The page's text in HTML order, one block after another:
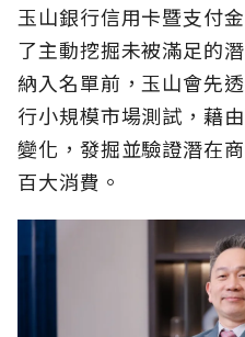
玉山銀行信用卡暨支付
了主動挖掘未被滿足的
納入名單前，玉山會先
行小規模市場測試，藉
變化，發掘並驗證潛在
百大消費。